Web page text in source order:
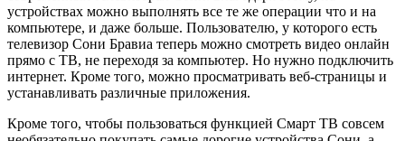
устройствах можно выполнять все те же операции что и на
компьютере, и даже больше. Пользователю, у которого есть
телевизор Сони Бравиа теперь можно смотреть видео онлайн
прямо с ТВ, не переходя за компьютер. Но нужно подключить
интернет. Кроме того, можно просматривать веб-страницы и
устанавливать различные приложения.
Кроме того, чтобы пользоваться функцией Смарт ТВ совсем